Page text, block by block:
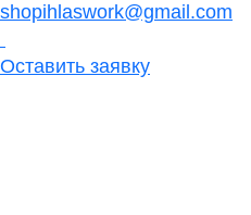
shopihlaswork@gmail.com
Оставить заявку